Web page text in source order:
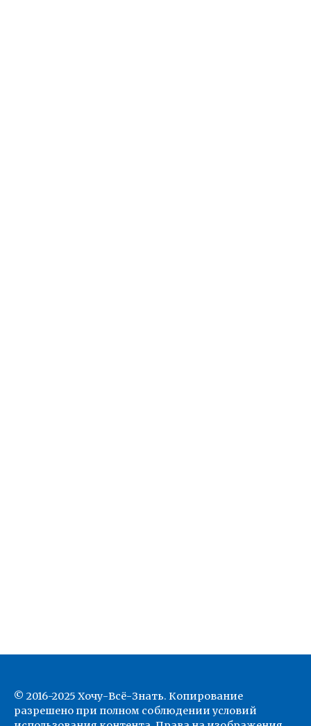
© 2016-2025 Хочу-Всё-Знать. Копирование
разрешено при полном соблюдении условий